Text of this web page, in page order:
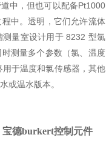
中，但也可以配备Pt1000
中。透明，它们允许流体
量室设计用于 8232 型氯
测量多个参数（氯、温度
于温度和氯传感器，其他
或温水版本。
宝德burkert控制元件